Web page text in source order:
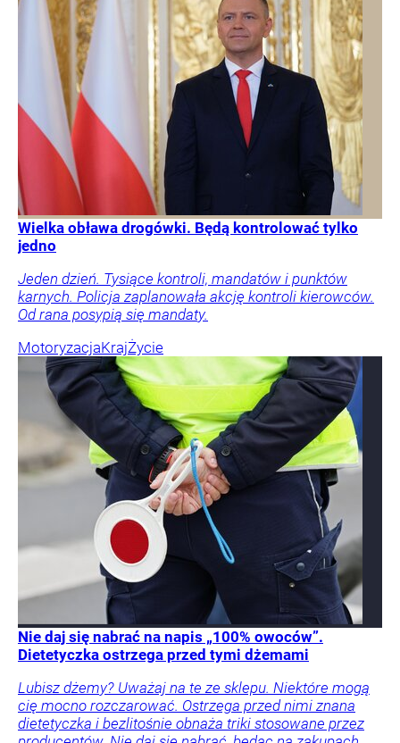
Wielka obława drogówki. Będą kontrolować tylko
jedno
Jeden dzień. Tysiące kontroli, mandatów i punktów
karnych. Policja zaplanowała akcję kontroli kierowców.
Od rana posypią się mandaty.
MotoryzacjaKrajŻycie
Nie daj się nabrać na napis „100% owoców”.
Dietetyczka ostrzega przed tymi dżemami
Lubisz dżemy? Uważaj na te ze sklepu. Niektóre mogą
cię mocno rozczarować. Ostrzega przed nimi znana
dietetyczka i bezlitośnie obnaża triki stosowane przez